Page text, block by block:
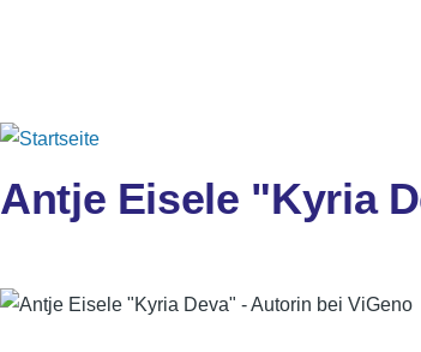
Antje Eisele "Kyria